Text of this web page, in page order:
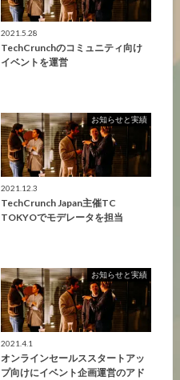
2021.5.28
TechCrunchのコミュニティ向け
イベントを運営
お知らせと実績
2021.12.3
TechCrunch Japan主催TC
TOKYOでモデレータを担当
お知らせと実績
2021.4.1
オンラインセールススタートアッ
プ向けにイベント企画運営のアド